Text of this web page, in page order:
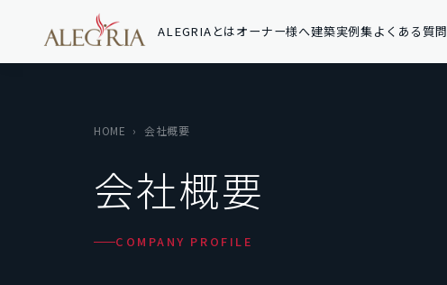
ALEGRIAとはオーナー様へ建築実例集よくある質問
HOME › 会社概要
会社概要
COMPANY PROFILE